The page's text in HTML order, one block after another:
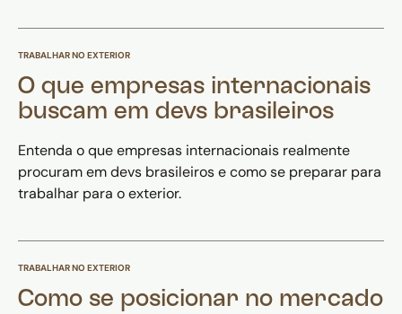
TRABALHAR NO EXTERIOR
O que empresas internacionais
buscam em devs brasileiros
Entenda o que empresas internacionais realmente
procuram em devs brasileiros e como se preparar para
trabalhar para o exterior.
TRABALHAR NO EXTERIOR
Como se posicionar no mercado